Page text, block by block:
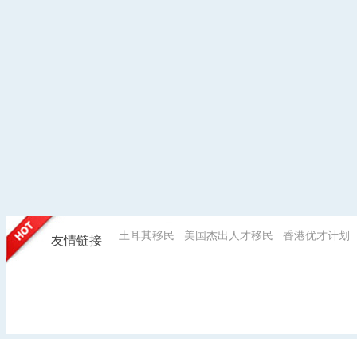
友情链接 土耳其移民 美国杰出人才移民 香港优才计划